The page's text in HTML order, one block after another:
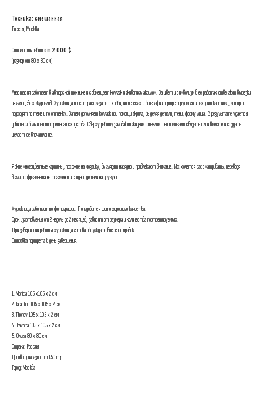
Техника: смешанная
Россия, Москва
Стоимость работот 2 000 $
(размер от 80 х 80 см)
Анастасия работает в авторской технике и совмещает коллаж и живопись акрилом. За цвет и символизм в ее работах отвечают вырезки
из глянцевых журналов. Художница просит рассказать о хобби, интересах и биографии портретируемого и находит картинки, которые
подходят по теме и по оттенку. Затем дополняет коллаж при помощи акрила, выделяя детали, тени, форму лица. В результате удается
добиться большого портретного сходства. Сверху работу заливают жидким стеклом: оно помогает связать слои вместе и создать
целостное впечатление.
Яркие многоцветные картины, похожие на мозаику, выглядят нарядно и привлекают внимание. Их хочется рассматривать, переводя
взгляд с фрагмента на фрагмент и с одной детали на другую.
Художница работает по фотографии. Понадобится фото хорошего качества.
Срок изготовления от 2 недель до 2 месяцев, зависит от размера и количества портретируемых.
При завершении работы художница готова обсуждать внесение правок.
Отправка портрета в день завершения.
1. Monica 105 x105 x 2 см
2. Tarantino 105 x 105 x 2 см
3. Tihonov 105 x 105 x 2 см
4. Travolta 105 x 105 x 2 см
5. Ольга 80 х 80 см
Страна: Россия
Ценовой диапазон: от 150 т.р.
Город: Москва